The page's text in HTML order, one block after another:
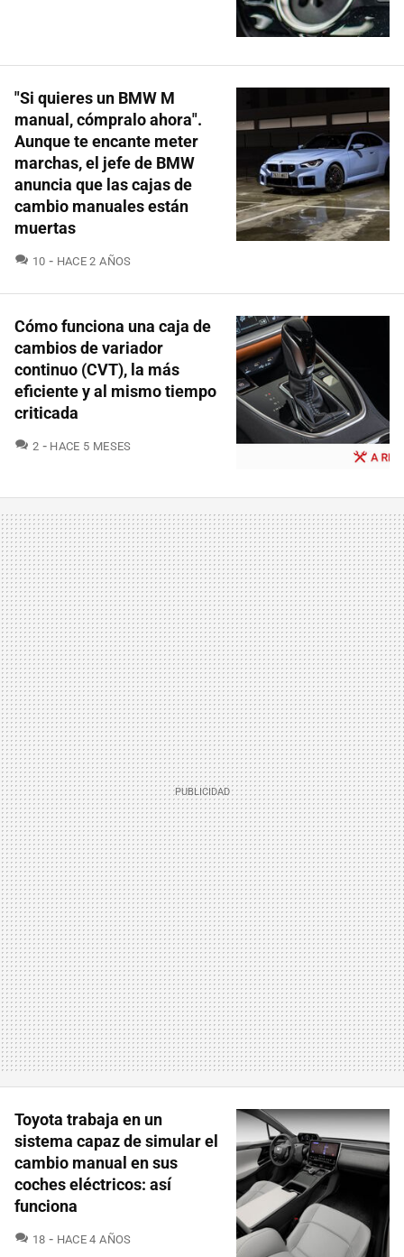
"Si quieres un BMW M
manual, cómpralo ahora".
Aunque te encante meter
marchas, el jefe de BMW
anuncia que las cajas de
cambio manuales están
muertas
10 COMENTARIOS
HACE 2 AÑOS
Cómo funciona una caja de
cambios de variador
continuo (CVT), la más
eficiente y al mismo tiempo
criticada
2 COMENTARIOS
HACE 5 MESES
Toyota trabaja en un
sistema capaz de simular el
cambio manual en sus
coches eléctricos: así
funciona
18 COMENTARIOS
HACE 4 AÑOS